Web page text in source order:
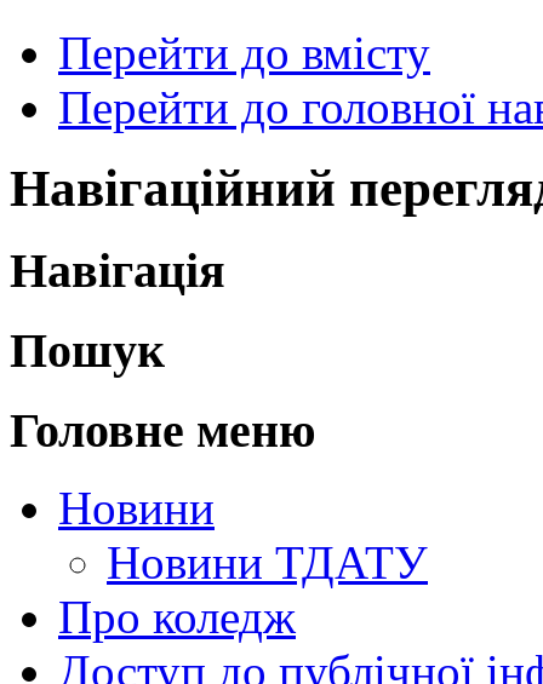
Перейти до вмісту
Перейти до головної
Навігаційний
Навігація
Пошук
Головне меню
Новини
Новини ТДАТУ
Про коледж
Доступ до публічної